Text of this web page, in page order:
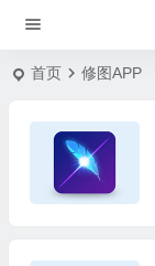
首页 修图APP